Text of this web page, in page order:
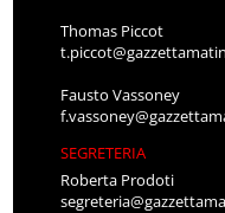
Thomas Piccot
Fausto Vassoney
SEGRETERIA
Roberta Prodoti